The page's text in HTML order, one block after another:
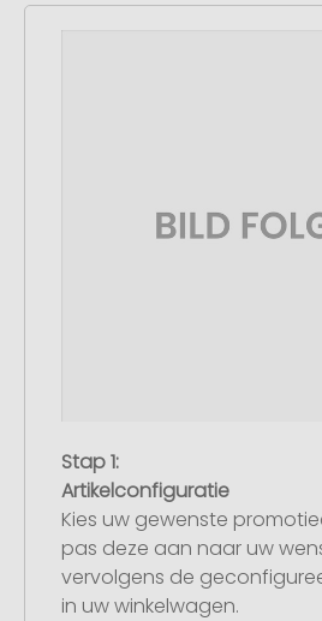
Stap 1:
Artikelconfiguratie
Kies uw gewenste
pas deze aan naar uw
vervolgens de
in uw winkelwagen.